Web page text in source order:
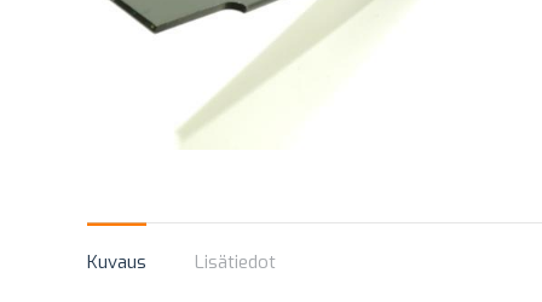
Kuvaus Lisätiedot